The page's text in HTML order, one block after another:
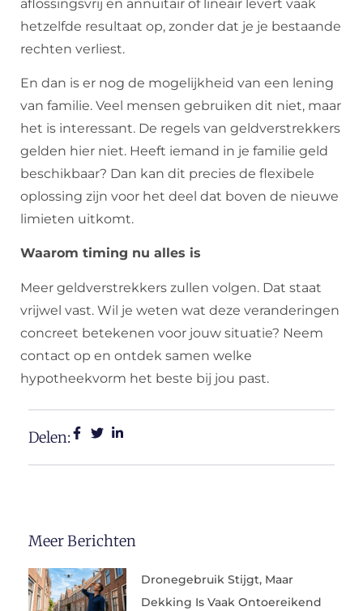
aflossingsvrij en annuïtair of lineair levert vaak
hetzelfde resultaat op, zonder dat je je bestaande
rechten verliest.
En dan is er nog de mogelijkheid van een lening
van familie. Veel mensen gebruiken dit niet, maar
het is interessant. De regels van geldverstrekkers
gelden hier niet. Heeft iemand in je familie geld
beschikbaar? Dan kan dit precies de flexibele
oplossing zijn voor het deel dat boven de nieuwe
limieten uitkomt.
Waarom timing nu alles is
Meer geldverstrekkers zullen volgen. Dat staat
vrijwel vast. Wil je weten wat deze veranderingen
concreet betekenen voor jouw situatie? Neem
contact op en ontdek samen welke
hypotheekvorm het beste bij jou past.
Delen:
Meer Berichten
Dronegebruik Stijgt, Maar
Dekking Is Vaak Ontoereikend